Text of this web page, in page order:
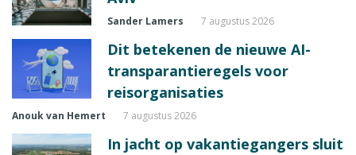
Sander Lamers 7 augustus 2026
Dit betekenen de nieuwe AI-
transparantieregels voor
reisorganisaties
Anouk van Hemert 7 augustus 2026
In jacht op vakantiegangers sluit